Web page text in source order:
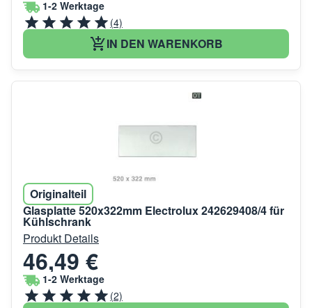
1-2 Werktage
(4)
IN DEN WARENKORB
Originalteil
Glasplatte 520x322mm Electrolux 242629408/4 für
Kühlschrank
Produkt Details
46,49 €
1-2 Werktage
(2)